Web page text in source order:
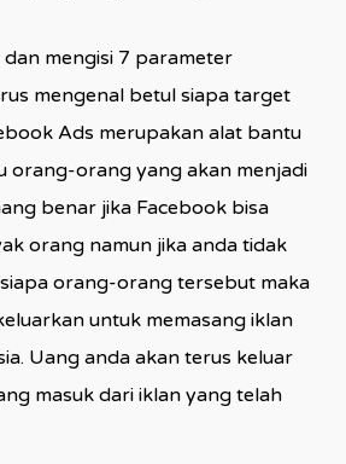
mengisi 7 parameter
mengenal betul siapa target
Ads merupakan alat bantu
orang-orang yang akan menjadi
benar jika Facebook bisa
orang namun jika anda tidak
orang-orang tersebut maka
untuk memasang iklan
Uang anda akan terus keluar
masuk dari iklan yang telah